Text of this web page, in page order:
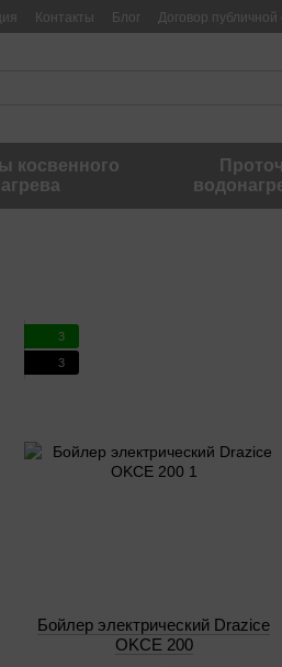
Контакты Блог Договор
косвенного
3
3
Бойлер электрический Drazice
OKCE 200